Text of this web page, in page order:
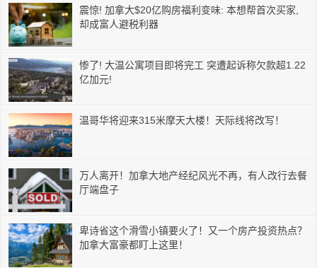
震惊! 加拿大$20亿购房福利变味: 本想帮首次买家,
却成富人避税利器
惨了! 大温公寓项目即将完工 突遭起诉称欠款超1.22
亿加元!
温哥华将迎来315米摩天大楼！天际线将改写！
万人离开！加拿大地产经纪风光不再，有人改行去餐
厅端盘子
卑诗省这个滑雪小镇要火了！又一个房产投资热点？
加拿大富豪都盯上这里！